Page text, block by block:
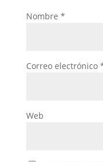
Nombre *
Correo electrónico
Web